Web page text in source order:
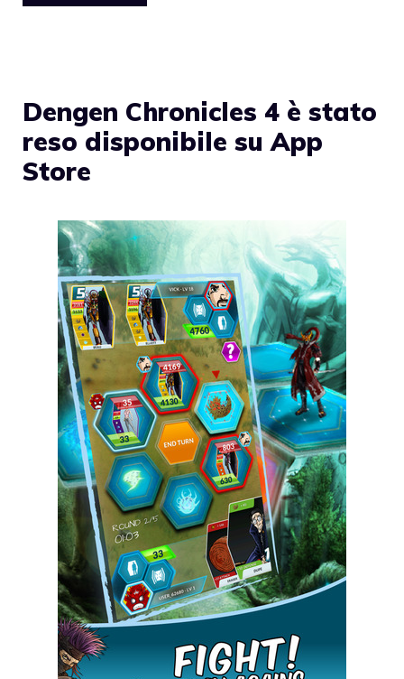
Dengen Chronicles 4 è stato
reso disponibile su App
Store